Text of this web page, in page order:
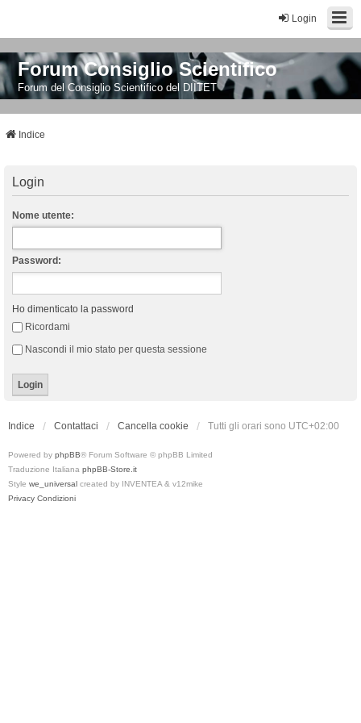
Login
Forum Consiglio Scientifico
Forum del Consiglio Scientifico del DIITET
Indice
Login
Nome utente:
Password:
Ho dimenticato la password
Ricordami
Nascondi il mio stato per questa sessione
Indice Contattaci Cancella cookie Tutti gli orari sono UTC+02:00
Powered by phpBB® Forum Software © phpBB Limited
Traduzione Italiana phpBB-Store.it
Style we_universal created by INVENTEA & v12mike
Privacy Condizioni